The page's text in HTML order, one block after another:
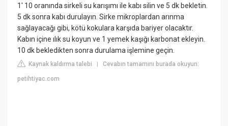
1' 10 oranında sirkeli su karışımı ile kabı silin ve 5 dk bekletin.
5 dk sonra kabı durulayın. Sirke mikroplardan arınma
sağlayacağı gibi, kötü kokulara karşıda bariyer olacaktır.
Kabın içine ılık su koyun ve 1 yemek kaşığı karbonat ekleyin.
10 dk bekledikten sonra durulama işlemine geçin.
Kaynak kaldırma talebi |Cevabın tamamını burada okuyun:
petihtiyac.com